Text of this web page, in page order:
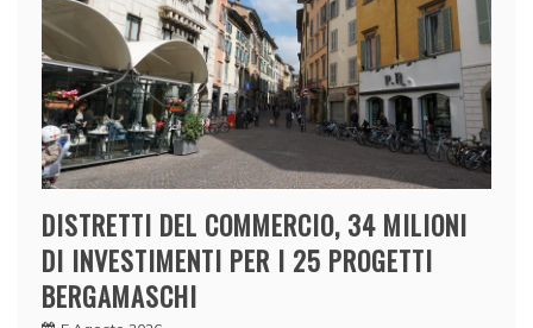
DISTRETTI DEL COMMERCIO, 34 MILIONI
DI INVESTIMENTI PER I 25 PROGETTI
BERGAMASCHI